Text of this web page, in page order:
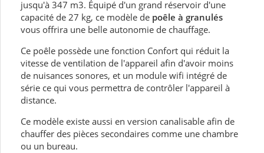
jusqu'à 347 m3. Équipé d'un grand réservoir d'une
capacité de 27 kg, ce modèle de poêle à granulés
vous offrira une belle autonomie de chauffage.
Ce poêle possède une fonction Confort qui réduit la
vitesse de ventilation de l'appareil afin d'avoir moins
de nuisances sonores, et un module wifi intégré de
série ce qui vous permettra de contrôler l'appareil à
distance.
Ce modèle existe aussi en version canalisable afin de
chauffer des pièces secondaires comme une chambre
ou un bureau.